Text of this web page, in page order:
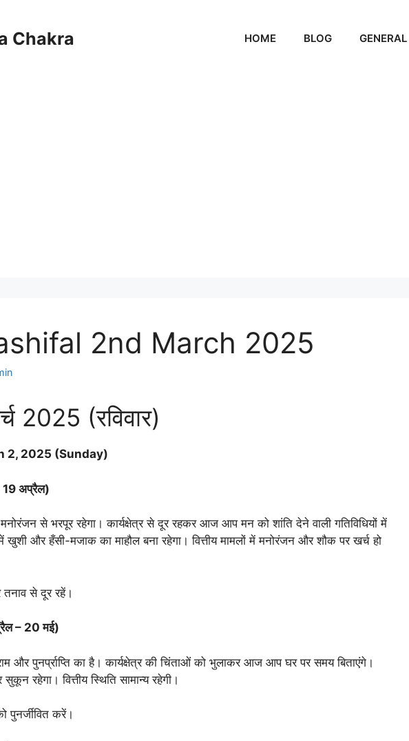
Chakra HOME BLOG GENERAL
2nd March 2025
2025 (रविवार)
2, 2025 (Sunday)
19 अप्रैल)
से भरपूर रहेगा। कार्यक्षेत्र से दूर रहकर आज आप मन को शांति देने वाली गतिविधियों में
खुशी और हँसी-मजाक का माहौल बना रहेगा। वित्तीय मामलों में मनोरंजन और शौक पर खर्च हो
से दूर रहें।
– 20 मई)
पुनर्प्राप्ति का है। कार्यक्षेत्र की चिंताओं को भुलाकर आज आप घर पर समय बिताएंगे।
रहेगा। वित्तीय स्थिति सामान्य रहेगी।
करें।